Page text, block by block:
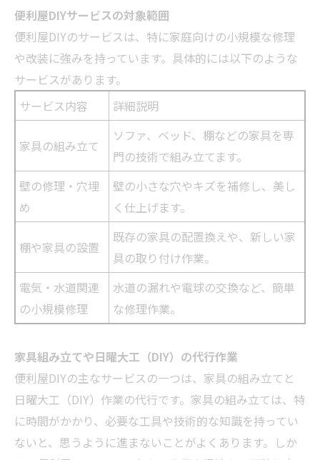
便利屋DIYサービスの対象範囲
便利屋DIYのサービスは、特に家庭向けの小規模な修理
や改装に強みを持っています。具体的には以下のような
サービスがあります。
サービス内容
詳細説明
家具の組み立て
ソファ、ベッド、棚などの家具を専
門の技術で組み立てます。
壁の修理・穴埋
め
壁の小さな穴やキズを補修し、美し
く仕上げます。
棚や家具の設置
既存の家具の配置換えや、新しい家
具の取り付け作業。
電気・水道関連
の小規模修理
水道の漏れや電球の交換など、簡単
な修理作業。
家具組み立てや日曜大工（DIY）の代行作業
便利屋DIYの主なサービスの一つは、家具の組み立てと
日曜大工（DIY）作業の代行です。家具の組み立ては、特
に時間がかかり、必要な工具や技術的な知識を持ってい
ないと、思うように進まないことがよくあります。しか